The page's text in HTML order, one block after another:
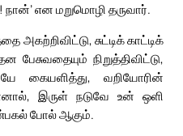
என மறுமொழி தருவார்.
அகற்றிவிட்டு, சுட்டிக் காட்டிக்
நிறுத்திவிட்டு,
கையளித்து, வறியோரின்
இருள் நடுவே உன் ஒளி
போல் ஆகும்.